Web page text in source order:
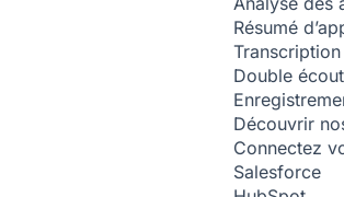
Résumé
Transcription
Double
Découvrir
Connectez
Salesforce